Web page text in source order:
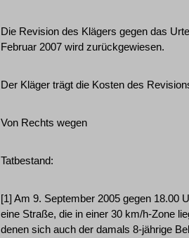
Die Revision des Klägers gegen das
Februar 2007 wird zurückgewiesen.
Der Kläger trägt die Kosten des
Von Rechts wegen
Tatbestand:
[1] Am 9. September 2005 gegen 18.00
eine Straße, die in einer 30 km/h-Zone
denen sich auch der damals 8-jährige